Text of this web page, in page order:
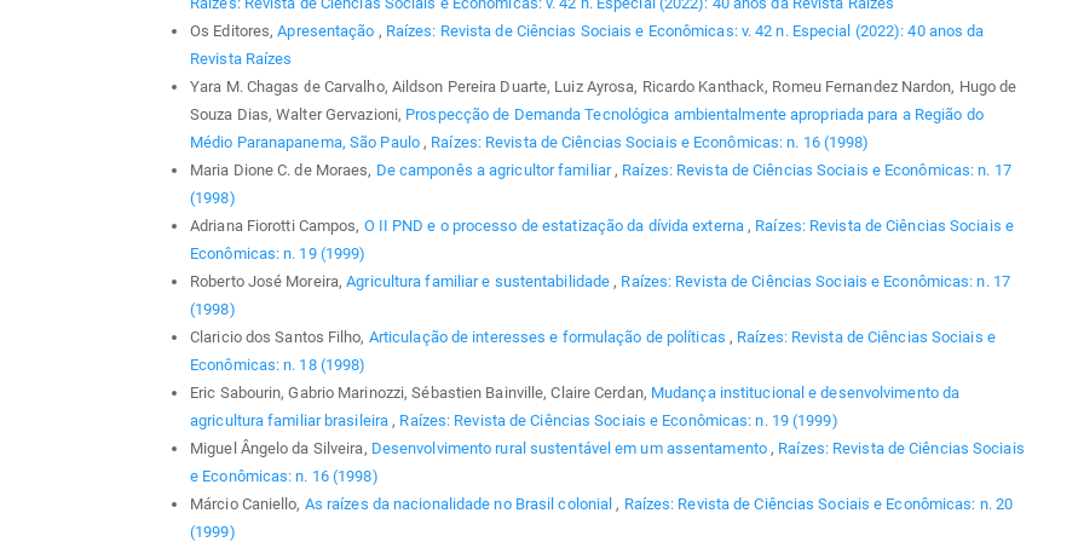
Os Editores,Apresentação , Raízes: Revista de Ciências Sociais e Econômicas: v. 42 n. Especial (2022): 40 anos da
Revista Raízes
Yara M. Chagas de Carvalho, Aildson Pereira Duarte, Luiz Ayrosa, Ricardo Kanthack, Romeu Fernandez Nardon, Hugo de
Souza Dias, Walter Gervazioni, Prospecção de Demanda Tecnológica ambientalmente apropriada para a Região do
Médio Paranapanema, São Paulo , Raízes: Revista de Ciências Sociais e Econômicas: n. 16 (1998)
Maria Dione C. de Moraes, De camponês a agricultor familiar , Raízes: Revista de Ciências Sociais e Econômicas: n. 17
(1998)
Adriana Fiorotti Campos, O II PND e o processo de estatização da dívida externa , Raízes: Revista de Ciências Sociais e
Econômicas: n. 19 (1999)
Roberto José Moreira,Agricultura familiar e sustentabilidade , Raízes: Revista de Ciências Sociais e Econômicas: n. 17
(1998)
Claricio dos Santos Filho, Articulação de interesses e formulação de políticas , Raízes: Revista de Ciências Sociais e
Econômicas: n. 18 (1998)
Eric Sabourin, Gabrio Marinozzi, Sébastien Bainville, Claire Cerdan, Mudança institucional e desenvolvimento da
agricultura familiar brasileira , Raízes: Revista de Ciências Sociais e Econômicas: n. 19 (1999)
Miguel Ângelo da Silveira, Desenvolvimento rural sustentável em um assentamento , Raízes: Revista de Ciências Sociais
e Econômicas: n. 16 (1998)
Márcio Caniello, As raízes da nacionalidade no Brasil colonial , Raízes: Revista de Ciências Sociais e Econômicas: n. 20
(1999)